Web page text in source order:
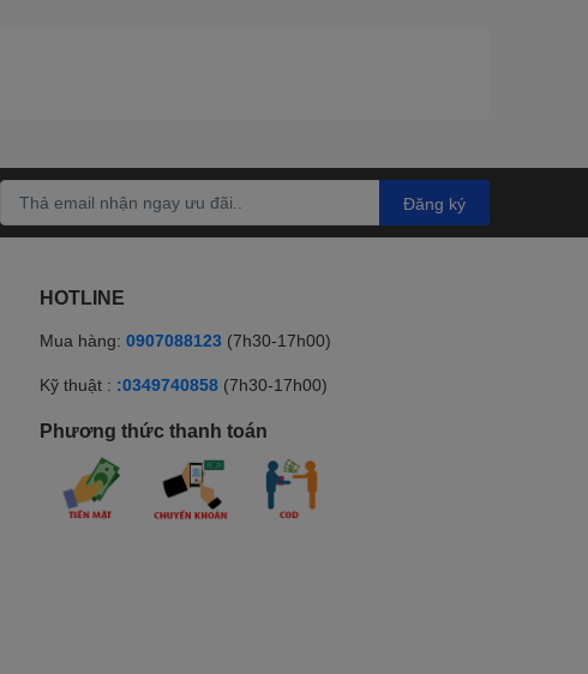
Đăng ký
HOTLINE
Mua hàng: 0907088123 (7h30-17h00)
Kỹ thuật : :0349740858 (7h30-17h00)
Phương thức thanh toán